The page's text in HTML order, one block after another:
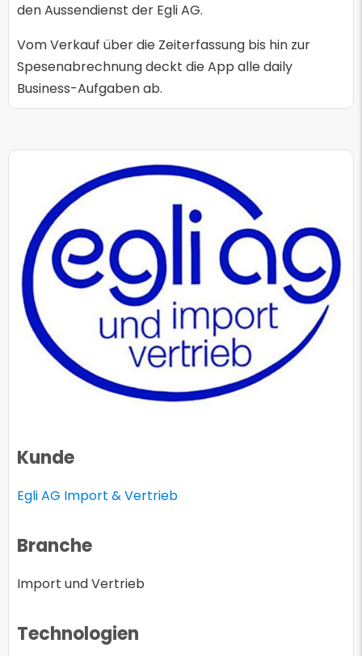
den Aussendienst der Egli AG.
Vom Verkauf über die Zeiterfassung bis hin zur
Spesenabrechnung deckt die App alle daily
Business-Aufgaben ab.
Kunde
Egli AG Import & Vertrieb
Branche
Import und Vertrieb
Technologien